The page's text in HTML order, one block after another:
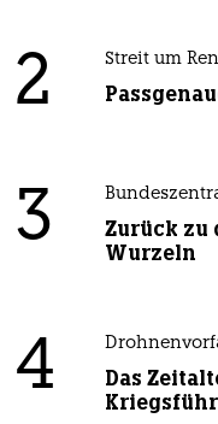
2 Streit um
3
Zurück zu
Wurzeln
4
Das